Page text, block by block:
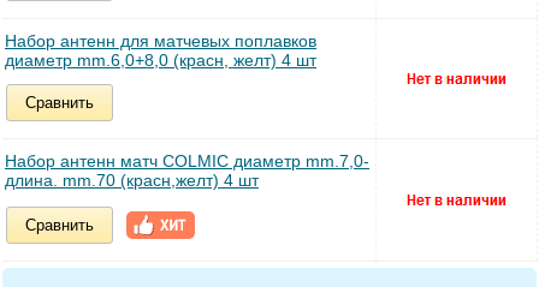
Набор антенн для матчевых поплавков
диаметр mm.6,0+8,0 (красн, желт) 4 шт
Сравнить
Набор антенн матч COLMIC диаметр mm.7,0-
длина. mm.70 (красн,желт) 4 шт
Сравнить